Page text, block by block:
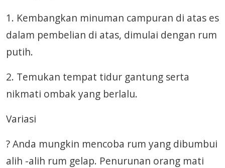
1. Kembangkan minuman campuran di atas es
dalam pembelian di atas, dimulai dengan rum
putih.
2. Temukan tempat tidur gantung serta
nikmati ombak yang berlalu.
Variasi
? Anda mungkin mencoba rum yang dibumbui
alih -alih rum gelap. Penurunan orang mati